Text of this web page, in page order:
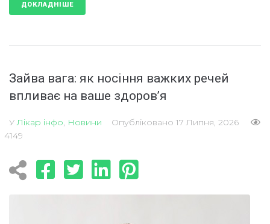
ДОКЛАДНІШЕ
Зайва вага: як носіння важких речей
впливає на ваше здоров’я
УЛікар інфо, Новини Опубліковано 17 Липня, 2026
4149